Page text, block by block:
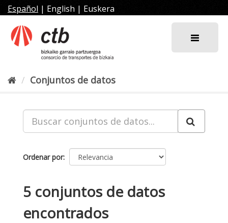
al
contenido
Español | English | Euskera
Conjuntos de datos
Ordenar por
5 conjuntos de datos
encontrados